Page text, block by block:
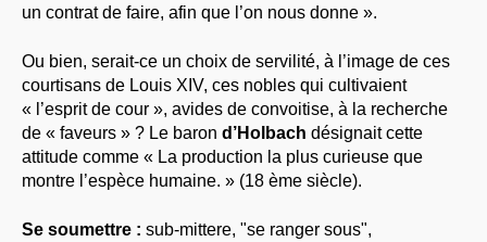
un contrat de faire, afin que l’on nous donne ».
Ou bien, serait-ce un choix de servilité, à l’image de ces
courtisans de Louis XIV, ces nobles qui cultivaient
« l’esprit de cour », avides de convoitise, à la recherche
de « faveurs » ? Le baron d’Holbach désignait cette
attitude comme « La production la plus curieuse que
montre l’espèce humaine. » (18 ème siècle).
Se soumettre : sub-mittere, "se ranger sous",